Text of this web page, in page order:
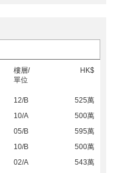
樓層/
單位
HK$
12/B
525萬
10/A
500萬
05/B
595萬
10/B
500萬
02/A
543萬